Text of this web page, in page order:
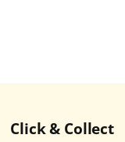
Click & Collect